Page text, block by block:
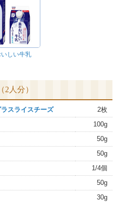
しい牛乳
2人分）
スライスチーズ
2枚
100g
50g
50g
1/4個
50g
30g